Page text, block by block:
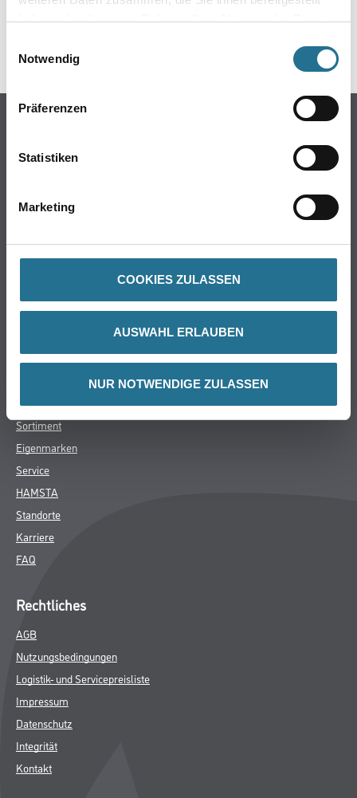
haben oder die sie im Rahmen Ihrer Nutzung der Dienste
Notwendig
Präferenzen
Statistiken
Marketing
COOKIES ZULASSEN
AUSWAHL ERLAUBEN
NUR NOTWENDIGE ZULASSEN
DATENBLÄTTER
Putze- und Spachtelmassen
Wand- & Deckenbeläge
Werkzeug & Maschinen
Verbrauchmaterialien
Busch & Brunner
Aktuelles
Sortiment
Eigenmarken
Service
HAMSTA
Standorte
Karriere
FAQ
Rechtliches
AGB
Nutzungsbedingungen
Logistik- und Servicepreisliste
Impressum
Datenschutz
Integrität
Kontakt